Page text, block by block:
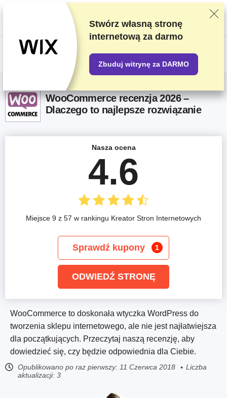
Oceniamy dostawców w oparciu o rygorystyczne testy i badania, ale
także bierzemy pod uwagę opinie użytkowników i nasze umowy handlowe
z dostawcami. Ta strona zawiera linki partnerskie. Oświadczenie
US$
WooCommerce recenzja 2026 –
Dlaczego to najlepsze rozwiązanie
WooCommerce to doskonała wtyczka WordPress do
tworzenia sklepu internetowego, ale nie jest najłatwiejsza
dla początkujących. Przeczytaj naszą recenzję, aby
dowiedzieć się, czy będzie odpowiednia dla Ciebie.
Opublikowano po raz pierwszy: 11 Czerwca 2018
Liczba
aktualizacji: 3
Nasza ocena
4.6
Miejsce 9 z 57 w rankingu Kreator Stron Internetowych
Sprawdź kupony 1
ODWIEDŹ STRONĘ
Stwórz własną stronę
internetową za darmo
Zbuduj witrynę za DARMO